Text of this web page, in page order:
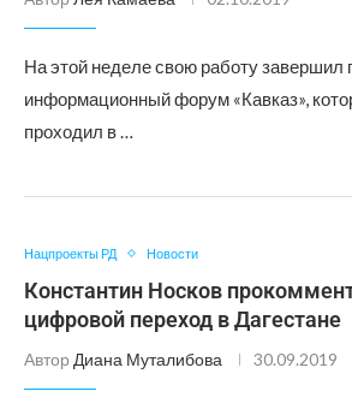
На этой неделе свою работу завершил
информационный форум «Кавказ»,
проходил в …
Нацпроекты РД Новости
Константин Носков
цифровой переход в Дагестане
Автор Диана Муталибова 30.09.2019